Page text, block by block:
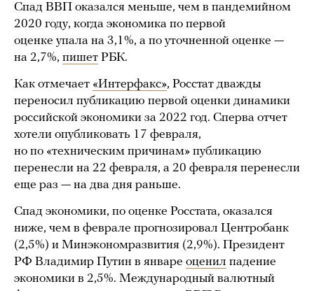
Спад ВВП оказался меньше, чем в пандемийном
2020 году, когда экономика по первой
оценке упала на 3,1%, а по уточненной оценке —
на 2,7%, пишет РБК.
Как отмечает «Интерфакс», Росстат дважды
переносил публикацию первой оценки динамики
российской экономики за 2022 год. Сперва отчет
хотели опубликовать 17 февраля,
но по «техническим причинам» публикацию
перенесли на 22 февраля, а 20 февраля перенесли
еще раз — на два дня раньше.
Спад экономики, по оценке Росстата, оказался
ниже, чем в феврале прогнозировал Центробанк
(2,5%) и Минэкономразвития (2,9%). Президент
РФ Владимир Путин в январе оценил падение
экономики в 2,5%. Международный валютный